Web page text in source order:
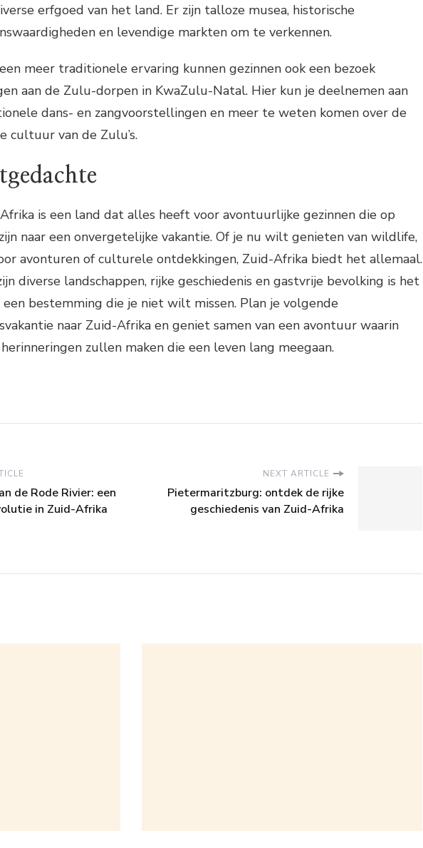
erfgoed van het land. Er zijn talloze musea, historische
en levendige markten om te verkennen.
meer traditionele ervaring kunnen gezinnen ook een bezoek
aan de Zulu-dorpen in KwaZulu-Natal. Hier kun je deelnemen aan
dans- en zangvoorstellingen en meer te weten komen over de
cultuur van de Zulu’s.
is een land dat alles heeft voor avontuurlijke gezinnen die op
naar een onvergetelijke vakantie. Of je nu wilt genieten van wildlife,
avonturen of culturele ontdekkingen, Zuid-Afrika biedt het allemaal.
diverse landschappen, rijke geschiedenis en gastvrije bevolking is het
een bestemming die je niet wilt missen. Plan je volgende
naar Zuid-Afrika en geniet samen van een avontuur waarin
zullen maken die een leven lang meegaan.
de Rode Rivier: een
in Zuid-Afrika
NEXT ARTICLE
Pietermaritzburg: ontdek de rijke
geschiedenis van Zuid-Afrika